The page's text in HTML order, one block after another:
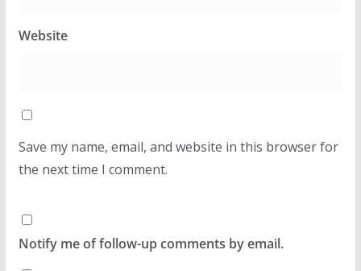
Website
Save my name, email, and website in this browser for
the next time I comment.
Notify me of follow-up comments by email.